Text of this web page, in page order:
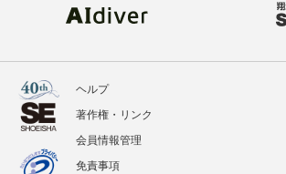
ヘルプ
著作権・リンク
会員情報管理
免責事項